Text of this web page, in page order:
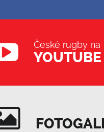
České rugby na
YOUTUBE